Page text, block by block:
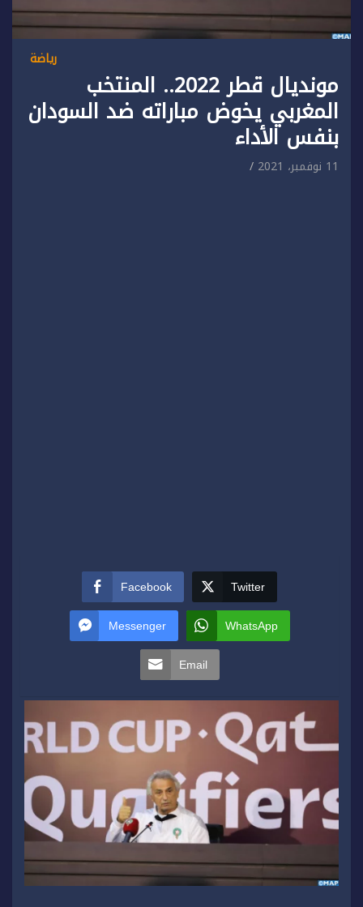
رياضة
مونديال قطر 2022.. المنتخب
المغربي يخوض مباراته ضد السودان
بنفس الأداء
11 نوفمبر، 2021
Facebook Twitter
Messenger WhatsApp
Email